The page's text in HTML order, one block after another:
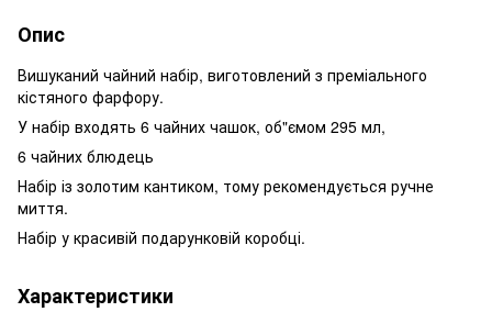
Опис
Вишуканий чайний набір, виготовлений з преміального
кістяного фарфору.
У набір входять 6 чайних чашок, об"ємом 295 мл,
6 чайних блюдець
Набір із золотим кантиком, тому рекомендується ручне
миття.
Набір у красивій подарунковій коробці.
Характеристики